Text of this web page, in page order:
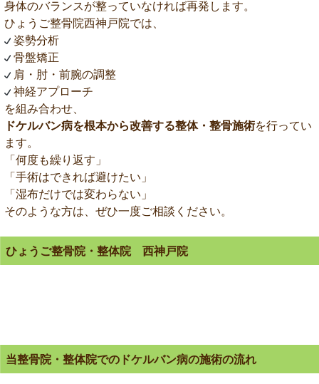
身体のバランスが整っていなければ再発します。
ひょうご整骨院西神戸院では、
姿勢分析
骨盤矯正
肩・肘・前腕の調整
神経アプローチ
を組み合わせ、
ドケルバン病を根本から改善する整体・整骨施術を行ってい
ます。
「何度も繰り返す」
「手術はできれば避けたい」
「湿布だけでは変わらない」
そのような方は、ぜひ一度ご相談ください。
ひょうご整骨院・整体院 西神戸院
当整骨院・整体院でのドケルバン病の施術の流れ